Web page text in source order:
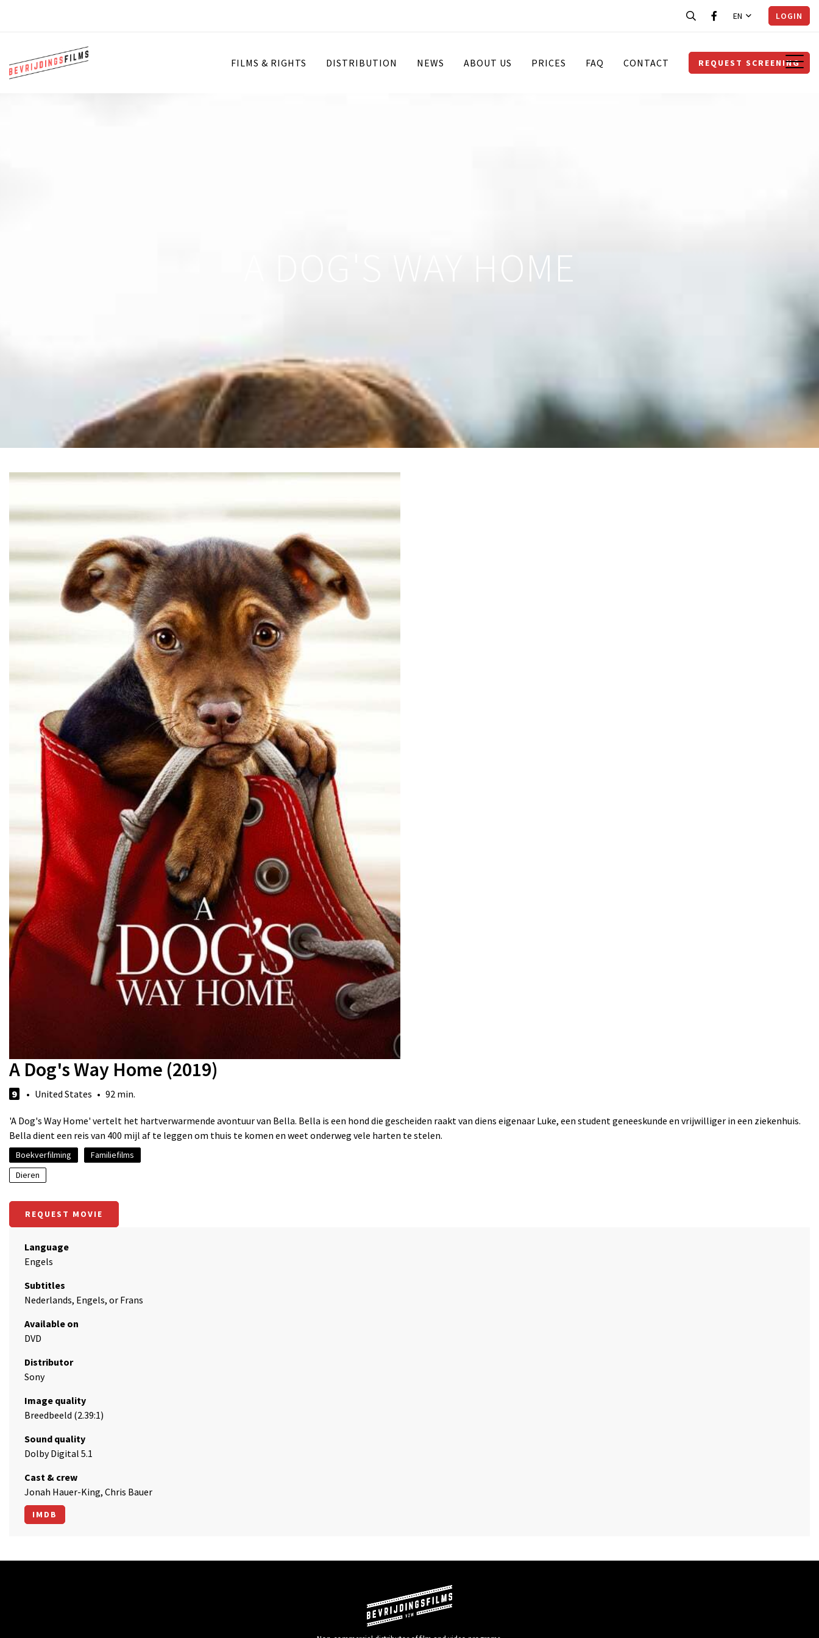
EN LOGIN
FILMS & RIGHTS DISTRIBUTION NEWS ABOUT US PRICES FAQ CONTACT REQUEST SCREENING
A DOG'S WAY HOME
A Dog's Way Home (2019)
9 • United States • 92 min.
'A Dog's Way Home' vertelt het hartverwarmende avontuur van Bella. Bella is een hond die gescheiden raakt van diens eigenaar Luke, een student geneeskunde en vrijwilliger in een ziekenhuis.
Bella dient een reis van 400 mijl af te leggen om thuis te komen en weet onderweg vele harten te stelen.
Boekverfilming
Familiefilms
Dieren
REQUEST MOVIE
Language
Engels
Subtitles
Nederlands, Engels, or Frans
Available on
DVD
Distributor
Sony
Image quality
Breedbeeld (2.39:1)
Sound quality
Dolby Digital 5.1
Cast & crew
Jonah Hauer-King, Chris Bauer
IMDB